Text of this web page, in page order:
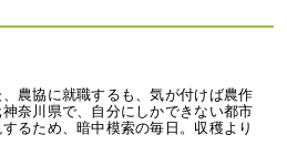
農協に就職するも、気が付けば農作
奈川県で、自分にしかできない都市
るため、暗中模索の毎日。収穫より